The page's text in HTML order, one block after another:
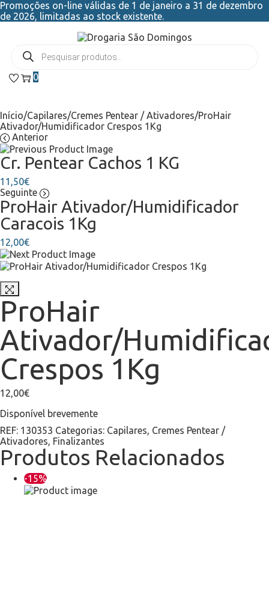
Promoções on-line válidas de 1 de janeiro a 31 de dezembro
de 2026, limitadas ao stock existente.
0
Início/Capilares/Cremes Pentear / Ativadores/ProHair
Ativador/Humidificador Crespos 1Kg
Anterior
Cr. Pentear Cachos 1 KG
11,50€
Seguinte
ProHair Ativador/Humidificador
Caracois 1Kg
12,00€
ProHair
Ativador/
Crespos 1Kg
12,00€
Disponível brevemente
REF: 130353 Categorias: Capilares, Cremes Pentear /
Ativadores, Finalizantes
Produtos Relacionados
-15%